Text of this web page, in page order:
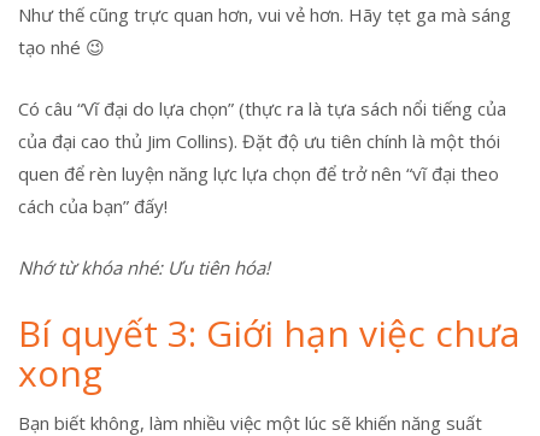
Như thế cũng trực quan hơn, vui vẻ hơn. Hãy tẹt ga mà sáng
tạo nhé 😉
Có câu “Vĩ đại do lựa chọn” (thực ra là tựa sách nổi tiếng của
của đại cao thủ Jim Collins). Đặt độ ưu tiên chính là một thói
quen để rèn luyện năng lực lựa chọn để trở nên “vĩ đại theo
cách của bạn” đấy!
Nhớ từ khóa nhé: Ưu tiên hóa!
Bí quyết 3: Giới hạn việc chưa
xong
Bạn biết không, làm nhiều việc một lúc sẽ khiến năng suất